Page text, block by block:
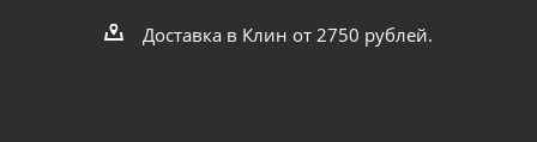
Доставка в Клин от 2750 рублей.